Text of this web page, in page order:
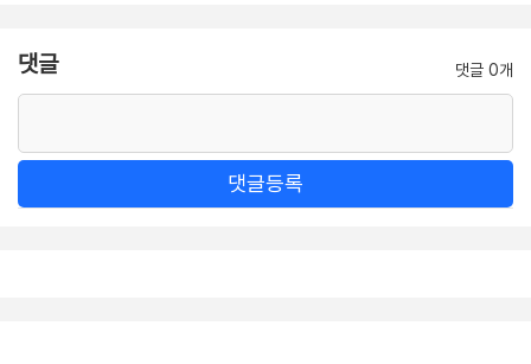
댓글 댓글 0개
댓글등록